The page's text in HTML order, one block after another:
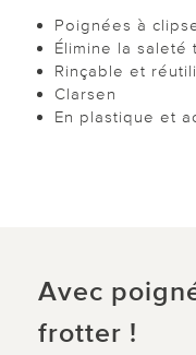
Poignées à
Élimine la saleté
Rinçable et
Clarsen
En plastique et
Avec
frotter !